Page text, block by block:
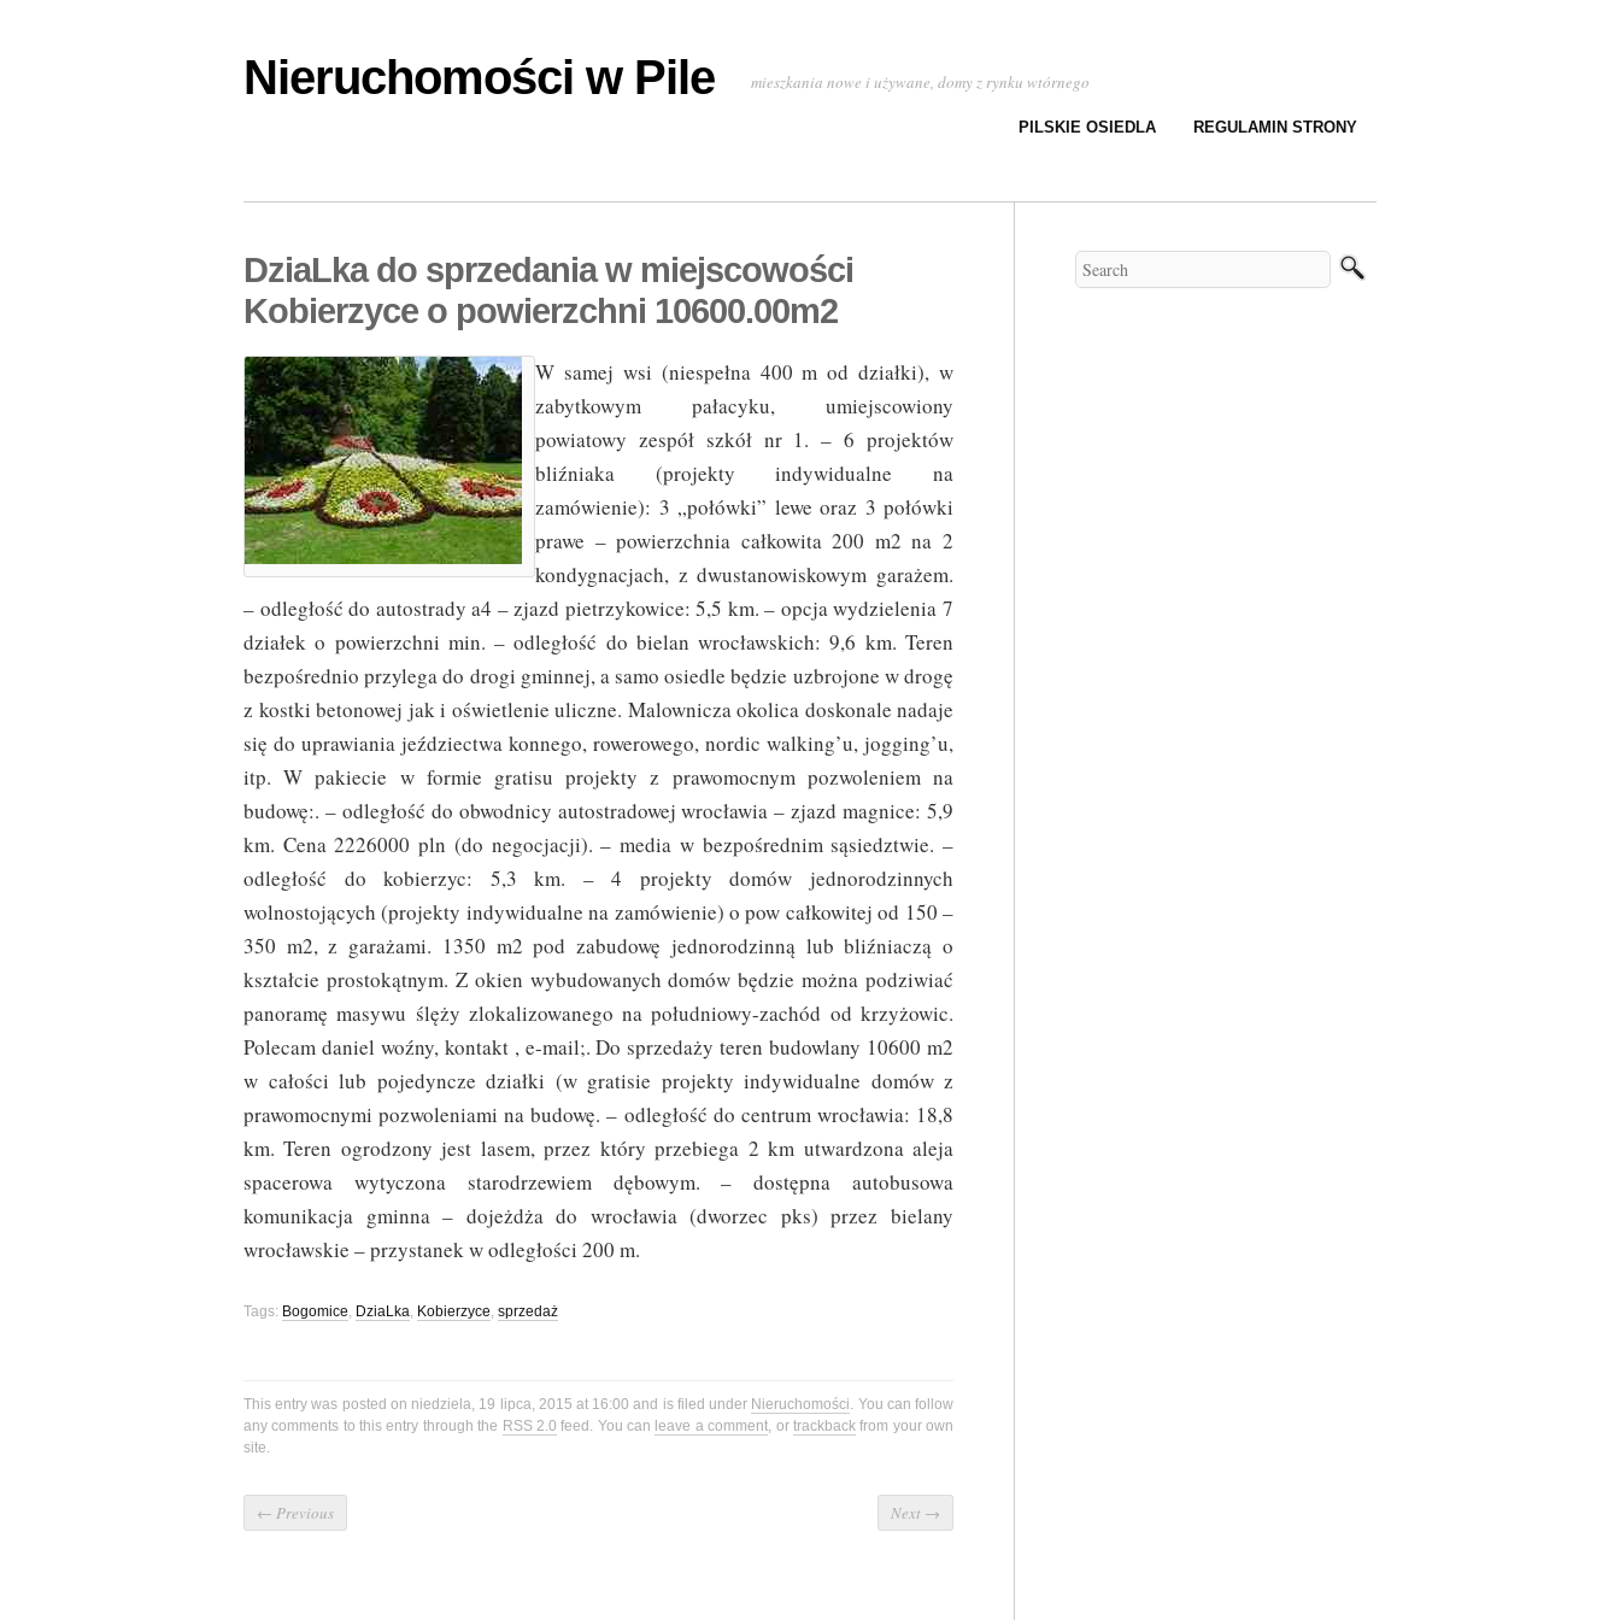
Nieruchomości w Pile mieszkania nowe i używane, domy z rynku wtórnego
PILSKIE OSIEDLA REGULAMIN STRONY
DziaLka do sprzedania w miejscowości
Kobierzyce o powierzchni 10600.00m2
W samej wsi (niespełna 400 m od działki), w
zabytkowym pałacyku, umiejscowiony
powiatowy zespół szkół nr 1. – 6 projektów
bliźniaka (projekty indywidualne na
zamówienie): 3 „połówki” lewe oraz 3 połówki
prawe – powierzchnia całkowita 200 m2 na 2
kondygnacjach, z dwustanowiskowym garażem.
– odległość do autostrady a4 – zjazd pietrzykowice: 5,5 km. – opcja wydzielenia 7
działek o powierzchni min. – odległość do bielan wrocławskich: 9,6 km. Teren
bezpośrednio przylega do drogi gminnej, a samo osiedle będzie uzbrojone w drogę
z kostki betonowej jak i oświetlenie uliczne. Malownicza okolica doskonale nadaje
się do uprawiania jeździectwa konnego, rowerowego, nordic walking’u, jogging’u,
itp. W pakiecie w formie gratisu projekty z prawomocnym pozwoleniem na
budowę:. – odległość do obwodnicy autostradowej wrocławia – zjazd magnice: 5,9
km. Cena 2226000 pln (do negocjacji). – media w bezpośrednim sąsiedztwie. –
odległość do kobierzyc: 5,3 km. – 4 projekty domów jednorodzinnych
wolnostojących (projekty indywidualne na zamówienie) o pow całkowitej od 150 –
350 m2, z garażami. 1350 m2 pod zabudowę jednorodzinną lub bliźniaczą o
kształcie prostokątnym. Z okien wybudowanych domów będzie można podziwiać
panoramę masywu ślęży zlokalizowanego na południowy-zachód od krzyżowic.
Polecam daniel woźny, kontakt , e-mail;. Do sprzedaży teren budowlany 10600 m2
w całości lub pojedyncze działki (w gratisie projekty indywidualne domów z
prawomocnymi pozwoleniami na budowę. – odległość do centrum wrocławia: 18,8
km. Teren ogrodzony jest lasem, przez który przebiega 2 km utwardzona aleja
spacerowa wytyczona starodrzewiem dębowym. – dostępna autobusowa
komunikacja gminna – dojeżdża do wrocławia (dworzec pks) przez bielany
wrocławskie – przystanek w odległości 200 m.
Tags: Bogomice, DziaLka, Kobierzyce, sprzedaż
This entry was posted on niedziela, 19 lipca, 2015 at 16:00 and is filed under Nieruchomości. You can follow
any comments to this entry through the RSS 2.0 feed. You can leave a comment, or trackbackfrom your own
site.
← Previous Next →